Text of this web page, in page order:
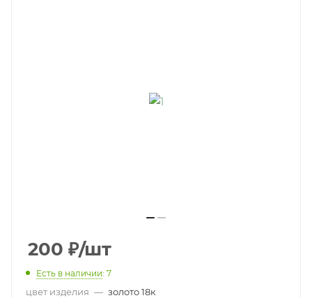
200 ₽/шт
Есть в наличии: 7
цвет изделия — золото 18к